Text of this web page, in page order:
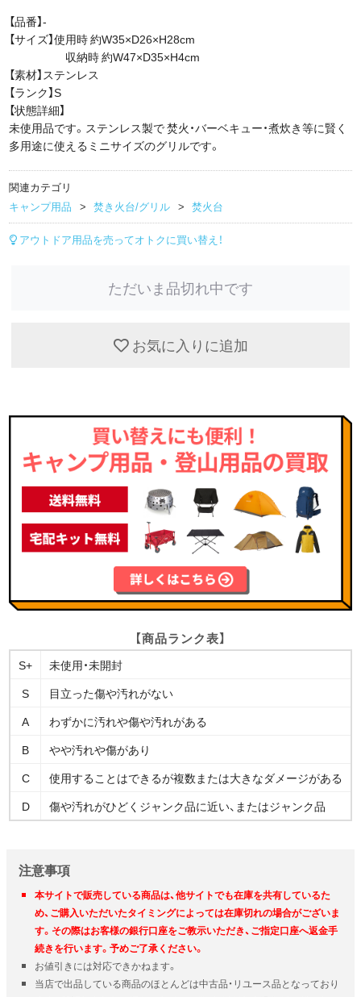
【品番】-
【サイズ】使用時 約W35×D26×H28cm
収納時 約W47×D35×H4cm
【素材】ステンレス
【ランク】S
【状態詳細】
未使用品です。ステンレス製で 焚火・バーベキュー・煮炊き等に賢く
多用途に使えるミニサイズのグリルです。
関連カテゴリ
キャンプ用品
焚き火台/グリル 焚火台
アウトドア用品を売ってオトクに買い替え！
ただいま品切れ中です
お気に入りに追加
【商品ランク表】
S+
未使用・未開封
S
目立った傷や汚れがない
A
わずかに汚れや傷や汚れがある
B
やや汚れや傷があり
C
使用することはできるが複数または大きなダメージがある
D
傷や汚れがひどくジャンク品に近い、またはジャンク品
注意事項
本サイトで販売している商品は、他サイトでも在庫を共有しているた
め、ご購入いただいたタイミングによっては在庫切れの場合がございま
す。その際はお客様の銀行口座をご教示いただき、ご指定口座へ返金手
続きを行います。予めご了承ください。
お値引きには対応できかねます。
当店で出品している商品のほとんどは中古品・リユース品となっており